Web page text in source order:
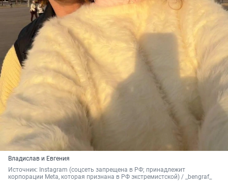
Владислав и Евгения
Источник: Instagram (соцсеть запрещена в РФ; принадлежит
корпорации Meta, которая признана в РФ экстремистской) / _bengraf_